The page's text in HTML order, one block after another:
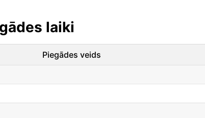
laiki
Piegādes veids